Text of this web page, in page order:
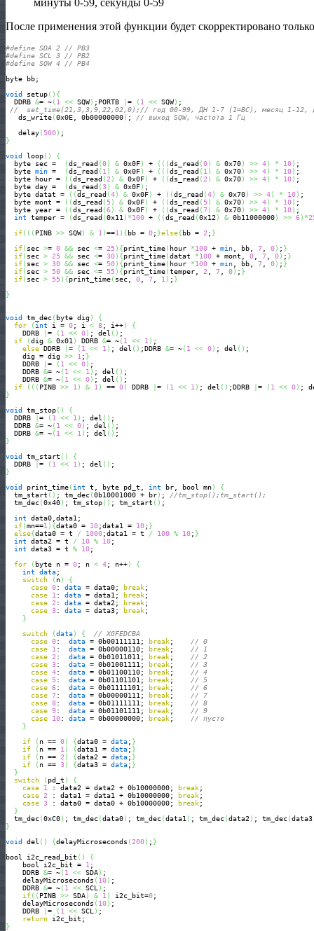
После применения этой функции будет скорректировано
#define SDA 2 // PB3
#define SCL 3 // PB2
#define SQW 4 // PB4
byte bb;
void setup( ) {
  DDRB
&= ~( 1 << SQW) ;PORTB = ( 1 << SQW) ;
//  set_time(21,3,3,9,22,02,0);// год 00-99, ДН 1-7 (1=ВС), месяц 1-12,
   ds_write
(0x0E, 0b00000000) ; // выход SQW, частота 1 Гц
   delay
( 500)
}
void loop( )
{
  byte sec =
(ds_read (0) & 0x0F) + ( ( (ds_read (0) & 0x70) >> 4) * 10) ;
  byte
min = (ds_read ( 1 ) & 0x0F) + ( ( (ds_read ( 1 ) & 0x70) >> 4) * 10) ;
  byte hour =
( (ds_read (2 ) & 0x0F) + ( (ds_read (2 ) & 0x70) >> 4) * 10) ;
  byte day =
(ds_read (3) & 0x0F) ;
  byte datat =
( (ds_read (4) & 0x0F) + ( (ds_read (4) & 0x70) >> 4) * 10) ;
  byte mont =
( (ds_read ( 5) & 0x0F) + ( (ds_read ( 5) & 0x70) >> 4) * 10) ;
  byte year =
( (ds_read (6) & 0x0F) + ( (ds_read (7) & 0x70) >> 4) * 10) ;
int temper = (ds_read (0x11 ) *100 + ( (ds_read (0x12 ) & 0b11000000) >> 6) *
if( ( ( PINB >> SQW) & 1 )==1 ) {bb = 0; }else{bb = 2 ; }
if( sec >= 0 && sec <= 25) {print_time( hour *100 + min , bb, 7 0) ; }
if( sec > 25 && sec <= 30) {print_time(datat *100 + mont, 0 7 0) ; }
if( sec > 30 && sec <= 50) {print_time( hour *100 + min , bb, 7 0) ; }
if( sec > 50 && sec <= 55) {print_time(temper, 2 7 0) ; }
if( sec > 55) {print_time( sec, 0 7 1 ) ; }
}
void tm_dec( byte dig)
{
for
( int i = 0; i < 8; i++)
{
    DDRB
= ( 1 << 0) ; del ( ) ;
if
(dig & 0x01 ) DDRB &= ~( 1 << 1 ) ;
else DDRB = ( 1 << 1 ) ; del ( ) ;DDRB &= ~( 1 << 0) ; del ( ) ;
    dig = dig
>> 1 ; }
    DDRB
= ( 1 << 0) ;
    DDRB
&= ~( 1 << 1 ) ; del ( ) ;
    DDRB
&= ~( 1 << 0) ; del ( ) ;
if
( ( ( PINB >> 1 ) & 1 ) == 0) DDRB = ( 1 << 1 ) ; del ( ) ;DDRB = ( 1 << 0) ;
}
void tm_stop( )
{
  DDRB
= ( 1 << 1 ) ; del ( ) ;
  DDRB
&= ~( 1 << 0) ; del ( ) ;
  DDRB
&= ~( 1 << 1 ) ; del ( )
}
void tm_start ( )
{
  DDRB
= ( 1 << 1 ) ; del ( )
}
void print_time( int t, byte pd_t, int br, bool mn)
{
  tm_start
( ) ; tm_dec(0b10001000 + br) ; //tm_stop();tm_start();
  tm_dec
(0x40) ; tm_stop( ) ; tm_start ( ) ;
int data0,data1;
if(mn==1 ) {data0 = 10;data1 = 10; }
else{data0 = t / 1000;data1 = t / 100 % 10; }
int data2 = t / 10 % 10;
int data3 = t % 10;
for
( byte n = 0; n < 4; n++)
{
int
data;
switch
( n)
{
case 0: data = data0; break;
case
1 : data = data1; break;
case 2 : data = data2; break;
case 3: data = data3; break;
}
switch
(data) {
// XGFEDCBA
case 0: data = 0b00111111; break; // 0
case
1 : data = 0b00000110; break; // 1
case 2 : data = 0b01011011; break; // 2
case 3: data = 0b01001111; break; // 3
case 4: data = 0b01100110; break; // 4
case
5: data = 0b01101101; break; // 5
case 6: data = 0b01111101; break; // 6
case 7: data = 0b00000111; break; // 7
case 8: data = 0b01111111; break; // 8
case 9: data = 0b01101111; break; // 9
case
10: data = 0b00000000; break; // пусто
}
if
( n == 0) {data0 = data; }
if
( n == 1 ) {data1 = data; }
if
( n == 2 ) {data2 = data; }
if
( n == 3) {data3 = data; }
}
switch
( pd_t )
{
case
1 : data2 = data2 + 0b10000000; break;
case 2 : data1 = data1 + 0b10000000; break;
case 3 : data0 = data0 + 0b10000000; break;
}
  tm_dec
(0xC0) ; tm_dec(data0) ; tm_dec(data1 ) ; tm_dec(data2 ) ; tm_dec(data3
}
void del ( ) {delayMicroseconds (200) ; }
bool i2c_read_bit ( )
{
    bool i2c_bit =
1 ;
    DDRB
&= ~( 1 << SDA) ;
    delayMicroseconds
( 10) ;
    DDRB
&= ~( 1 << SCL ) ;
if( ( PINB >> SDA) & 1 ) i2c_bit=0;
    delayMicroseconds
( 10) ;
    DDRB
= ( 1 << SCL ) ;
return
}